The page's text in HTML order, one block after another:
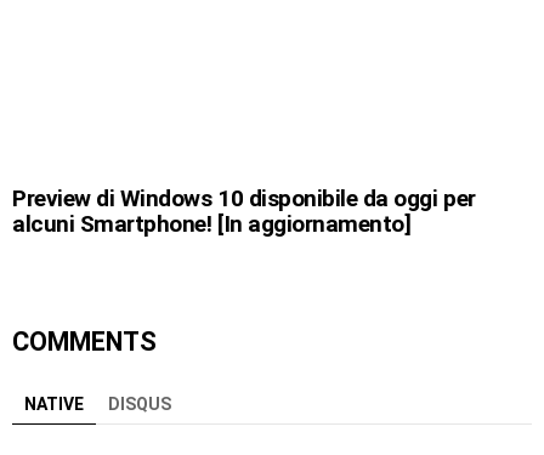
Preview di Windows 10 disponibile da oggi per
alcuni Smartphone! [In aggiornamento]
COMMENTS
NATIVE DISQUS